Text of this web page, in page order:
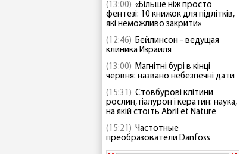
(13:00) «Більше ніж просто
фентезі: 10 книжок для підлітків,
які неможливо закрити»
(12:46) Бейлинсон - ведущая
клиника Израиля
(13:00) Магнітні бурі в кінці
червня: названо небезпечні дати
(15:31) Стовбурові клітини
рослин, гіалурон і кератин: наука,
на якій стоїть Abril et Nature
(15:21) Частотные
преобразователи Danfoss